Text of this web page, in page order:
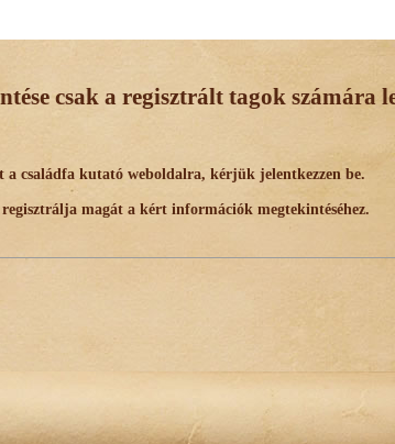
csak a regisztrált tagok számára
családfa kutató weboldalra, kérjük jelentkezzen be.
magát a kért információk megtekintéséhez.